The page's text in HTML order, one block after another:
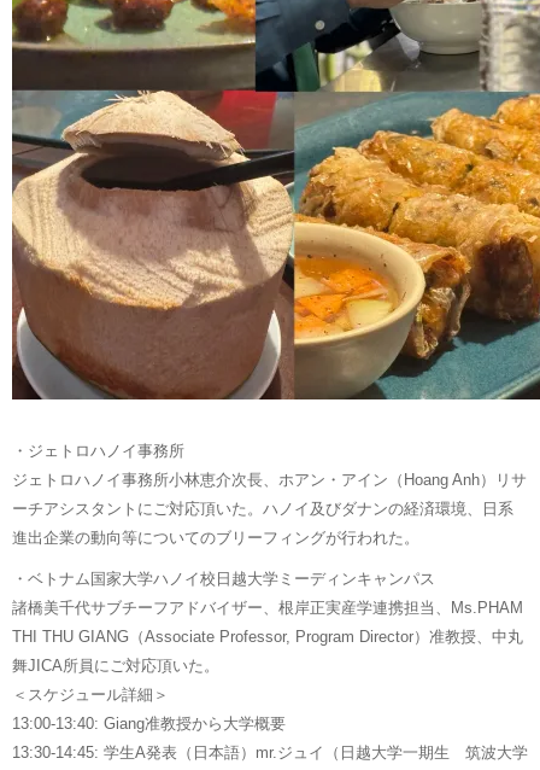
・ジェトロハノイ事務所
ジェトロハノイ事務所小林恵介次長、ホアン・アイン（Hoang Anh）リサ
ーチアシスタントにご対応頂いた。ハノイ及びダナンの経済環境、日系
進出企業の動向等についてのブリーフィングが行われた。
・ベトナム国家大学ハノイ校日越大学ミーディンキャンパス
諸橋美千代サブチーフアドバイザー、根岸正実産学連携担当、Ms.PHAM
THI THU GIANG（Associate Professor, Program Director）准教授、中丸
舞JICA所員にご対応頂いた。
＜スケジュール詳細＞
13:00-13:40: Giang准教授から大学概要
13:30-14:45: 学生A発表（日本語）mr.ジュイ（日越大学一期生 筑波大学